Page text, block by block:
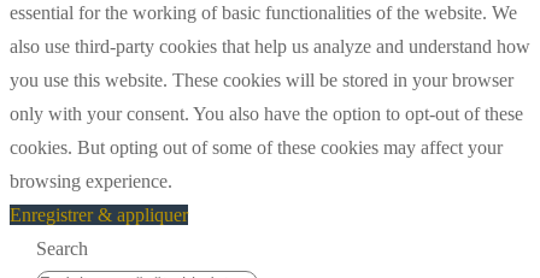
essential for the working of basic functionalities of the website. We
also use third-party cookies that help us analyze and understand how
you use this website. These cookies will be stored in your browser
only with your consent. You also have the option to opt-out of these
cookies. But opting out of some of these cookies may affect your
browsing experience.
Enregistrer & appliquer
Search